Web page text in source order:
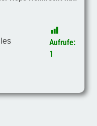
Aufrufe:
1